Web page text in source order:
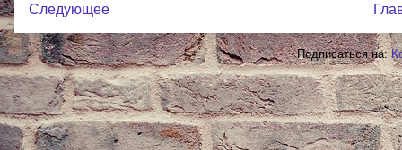
Следующее
Подписаться на: